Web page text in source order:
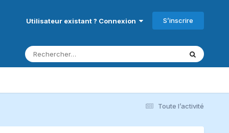
Utilisateur existant ? Connexion S’inscrire
Toute l’activité